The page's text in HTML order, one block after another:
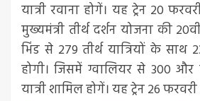
यात्री रवाना होगें। यह ट्रेन 20
मुख्यमंत्री तीर्थ दर्शन योजना की
भिंड से 279 तीर्थ यात्रियों के साथ
होगी। जिसमें ग्वालियर से 300 और
यात्री शामिल होगें। यह ट्रेन 26